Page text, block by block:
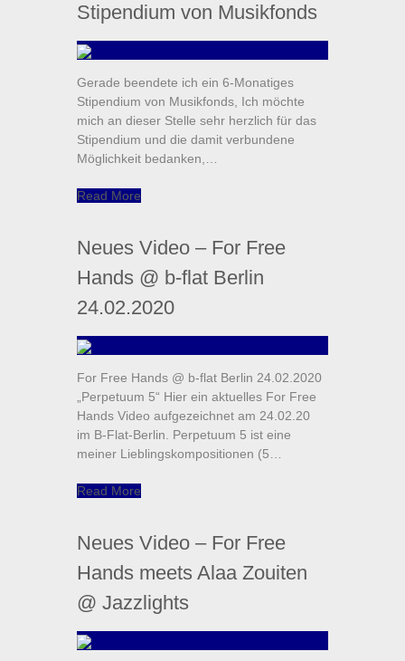
Stipendium von Musikfonds
Gerade beendete ich ein 6-Monatiges
Stipendium von Musikfonds, Ich möchte
mich an dieser Stelle sehr herzlich für das
Stipendium und die damit verbundene
Möglichkeit bedanken,…
Read More
Neues Video – For Free
Hands @ b-flat Berlin
24.02.2020
For Free Hands @ b-flat Berlin 24.02.2020
„Perpetuum 5“ Hier ein aktuelles For Free
Hands Video aufgezeichnet am 24.02.20
im B-Flat-Berlin. Perpetuum 5 ist eine
meiner Lieblingskompositionen (5…
Read More
Neues Video – For Free
Hands meets Alaa Zouiten
@ Jazzlights